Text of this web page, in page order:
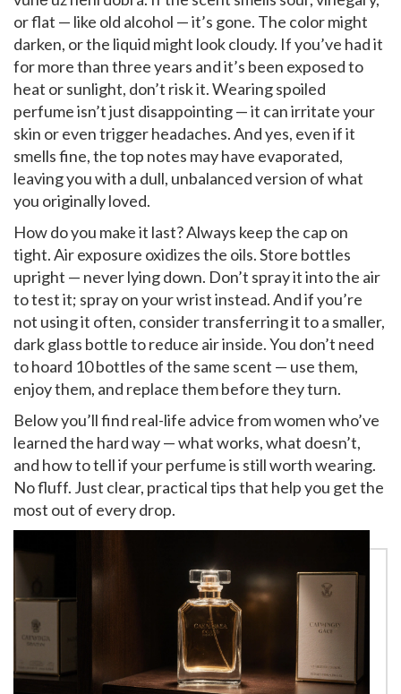
or flat — like old alcohol — it’s gone. The color might
darken, or the liquid might look cloudy. If you’ve had it
for more than three years and it’s been exposed to
heat or sunlight, don’t risk it. Wearing spoiled
perfume isn’t just disappointing — it can irritate your
skin or even trigger headaches. And yes, even if it
smells fine, the top notes may have evaporated,
leaving you with a dull, unbalanced version of what
you originally loved.
How do you make it last? Always keep the cap on
tight. Air exposure oxidizes the oils. Store bottles
upright — never lying down. Don’t spray it into the air
to test it; spray on your wrist instead. And if you’re
not using it often, consider transferring it to a smaller,
dark glass bottle to reduce air inside. You don’t need
to hoard 10 bottles of the same scent — use them,
enjoy them, and replace them before they turn.
Below you’ll find real-life advice from women who’ve
learned the hard way — what works, what doesn’t,
and how to tell if your perfume is still worth wearing.
No fluff. Just clear, practical tips that help you get the
most out of every drop.